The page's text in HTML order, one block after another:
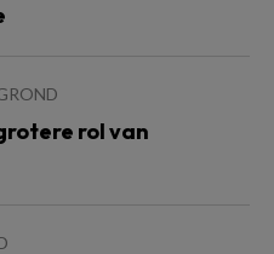
rol van